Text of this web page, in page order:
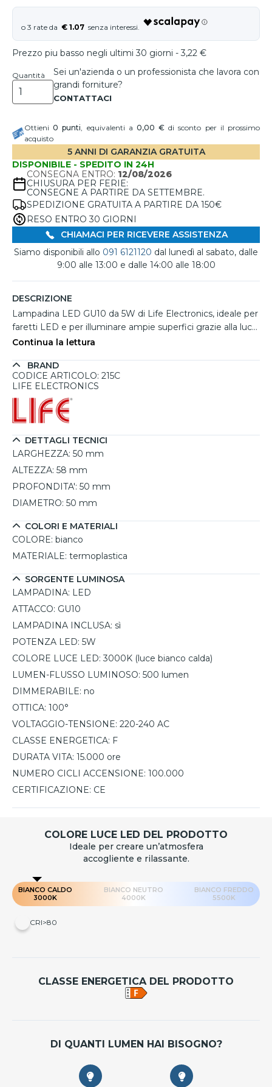
€ 1.07
Prezzo piu basso negli ultimi 30 giorni - 3,22 €
Quantità
Sei un'azienda o un professionista che lavora con
grandi forniture?
Ottieni0 punti, equivalenti a 0,00 € di sconto per il prossimo
acquisto
5 ANNI DI GARANZIA GRATUITA
DISPONIBILE - SPEDITO IN 24H
CONSEGNA ENTRO: 12/08/2026
CHIUSURA PER FERIE:
CONSEGNE A PARTIRE DA SETTEMBRE.
SPEDIZIONE GRATUITA A PARTIRE DA 150€
RESO ENTRO 30 GIORNI
CHIAMACI PER RICEVERE ASSISTENZA
Siamo disponibili allo 091 6121120 dal lunedì al sabato, dalle
9:00 alle 13:00 e dalle 14:00 alle 18:00
DESCRIZIONE
Lampadina LED GU10 da 5W di Life Electronics, ideale per
faretti LED e per illuminare ampie superfici grazie alla luce
bianco calda a 3000K. Con un ampio angolo di diffusione
dove si desidera un'illuminazione calda e accogliente. Con
un flusso luminoso di 500 lumen, questa lampadina offre
tempo, con una vita utile di 15.000 ore e 100.000 cicli di
accensione, riduce la necessità di sostituzioni frequenti e
favorisce il risparmio energetico. Realizzata in
termoplastica, risulta leggera e resistente alle variazioni di
periodo.
Continua la lettura
BRAND
CODICE ARTICOLO: 215C
LIFE ELECTRONICS
DETTAGLI TECNICI
LARGHEZZA: 50 mm
ALTEZZA: 58 mm
PROFONDITA': 50 mm
DIAMETRO: 50 mm
COLORI E MATERIALI
COLORE: bianco
MATERIALE: termoplastica
SORGENTE LUMINOSA
LAMPADINA: LED
ATTACCO: GU10
LAMPADINA INCLUSA: sì
POTENZA LED: 5W
COLORE LUCE LED: 3000K (luce bianco calda)
LUMEN-FLUSSO LUMINOSO: 500 lumen
DIMMERABILE: no
OTTICA: 100°
VOLTAGGIO-TENSIONE: 220-240 AC
CLASSE ENERGETICA: F
DURATA VITA: 15.000 ore
NUMERO CICLI ACCENSIONE: 100.000
CERTIFICAZIONE: CE
COLORE LUCE LED DEL PRODOTTO
Ideale per creare un’atmosfera
accogliente e rilassante.
BIANCO CALDO
3000K
BIANCO NEUTRO
4000K
BIANCO FREDDO
5500K
CRI>80
CLASSE ENERGETICA DEL PRODOTTO
DI QUANTI LUMEN HAI BISOGNO?